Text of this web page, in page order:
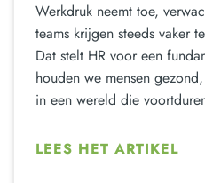
Werkdruk neemt toe,
teams krijgen steeds vaker
Dat stelt HR voor een
houden we mensen
in een wereld die
LEES HET ARTIKEL